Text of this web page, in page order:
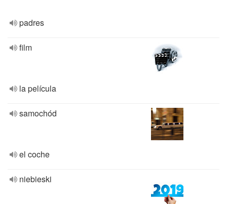
padres
film
la película
samochód
el coche
niebieski